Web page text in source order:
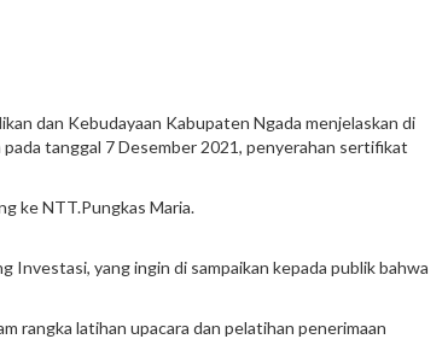
dan Kebudayaan Kabupaten Ngada menjelaskan di
tanggal 7 Desember 2021, penyerahan sertifikat
ke NTT.Pungkas Maria.
Investasi, yang ingin di sampaikan kepada publik bahwa
rangka latihan upacara dan pelatihan penerimaan